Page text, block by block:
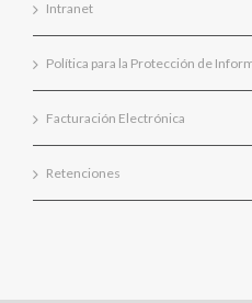
Intranet
Política para la Protección de
Facturación Electrónica
Retenciones